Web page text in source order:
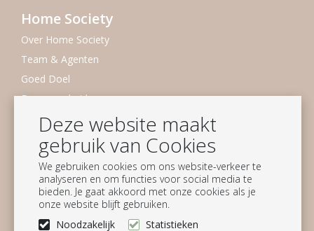
Deze website maakt
gebruik van Cookies
We gebruiken cookies om ons website-verkeer te
analyseren en om functies voor social media te
bieden. Je gaat akkoord met onze cookies als je
onze website blijft gebruiken.
Noodzakelijk
Statistieken
Home Society
Over Home Society
Team & Agenten
Goed Doel
Duurzaamheid
Vacatures
Nieuwsbrief
Blijf op de hoogte
Aanmelden